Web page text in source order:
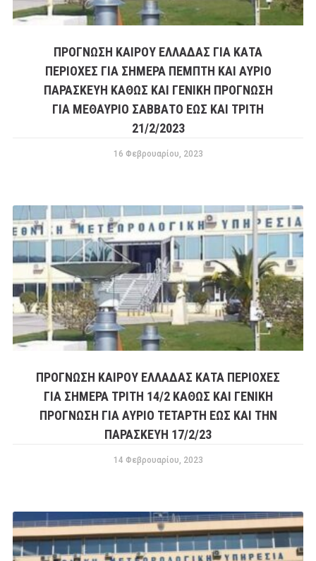
ΠΡΟΓΝΩΣΗ ΚΑΙΡΟΥ ΕΛΛΑΔΑΣ ΓΙΑ ΚΑΤΑ
ΠΕΡΙΟΧΕΣ ΓΙΑ ΣΗΜΕΡΑ ΠΕΜΠΤΗ ΚΑΙ ΑΥΡΙΟ
ΠΑΡΑΣΚΕΥΗ ΚΑΘΩΣ ΚΑΙ ΓΕΝΙΚΗ ΠΡΟΓΝΩΣΗ
ΓΙΑ ΜΕΘΑΥΡΙΟ ΣΑΒΒΑΤΟ ΕΩΣ ΚΑΙ ΤΡΙΤΗ
21/2/2023
16 Φεβρουαρίου, 2023
ΠΡΟΓΝΩΣΗ ΚΑΙΡΟΥ ΕΛΛΑΔΑΣ ΚΑΤΑ ΠΕΡΙΟΧΕΣ
ΓΙΑ ΣΗΜΕΡΑ ΤΡΙΤΗ 14/2 ΚΑΘΩΣ ΚΑΙ ΓΕΝΙΚΗ
ΠΡΟΓΝΩΣΗ ΓΙΑ ΑΥΡΙΟ ΤΕΤΑΡΤΗ ΕΩΣ ΚΑΙ ΤΗΝ
ΠΑΡΑΣΚΕΥΗ 17/2/23
14 Φεβρουαρίου, 2023